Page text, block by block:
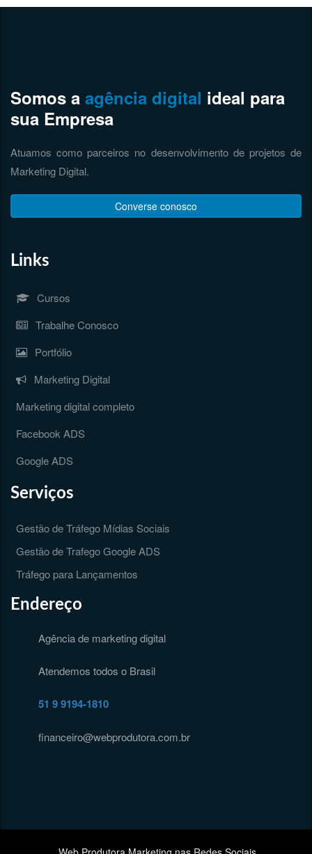
Somos a agência digital ideal para
sua Empresa
Atuamos como parceiros no desenvolvimento de projetos de
Marketing Digital.
Converse conosco
Links
Cursos
Trabalhe Conosco
Portfólio
Marketing Digital
Marketing digital completo
Facebook ADS
Google ADS
Serviços
Gestão de Tráfego Mídias Sociais
Gestão de Trafego Google ADS
Tráfego para Lançamentos
Endereço
Agência de marketing digital
Atendemos todos o Brasil
51 9 9194-1810
financeiro@webprodutora.com.br